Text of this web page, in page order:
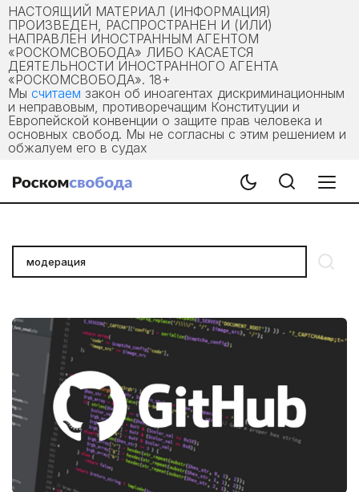
НАСТОЯЩИЙ МАТЕРИАЛ (ИНФОРМАЦИЯ)
ПРОИЗВЕДЕН, РАСПРОСТРАНЕН И (ИЛИ)
НАПРАВЛЕН ИНОСТРАННЫМ АГЕНТОМ
«РОСКОМСВОБОДА» ЛИБО КАСАЕТСЯ
ДЕЯТЕЛЬНОСТИ ИНОСТРАННОГО АГЕНТА
«РОСКОМСВОБОДА». 18+
Мы считаем закон об иноагентах дискриминационным
и неправовым, противоречащим Конституции и
Европейской конвенции о защите прав человека и
основных свобод. Мы не согласны с этим решением и
обжалуем его в судах